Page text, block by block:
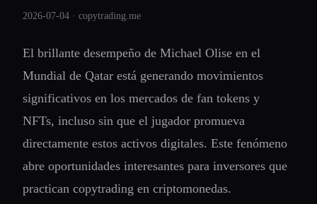
2026-07-04 · copytrading.me
El brillante desempeño de Michael Olise en el
Mundial de Qatar está generando movimientos
significativos en los mercados de fan tokens y
NFTs, incluso sin que el jugador promueva
directamente estos activos digitales. Este fenómeno
abre oportunidades interesantes para inversores que
practican copytrading en criptomonedas.